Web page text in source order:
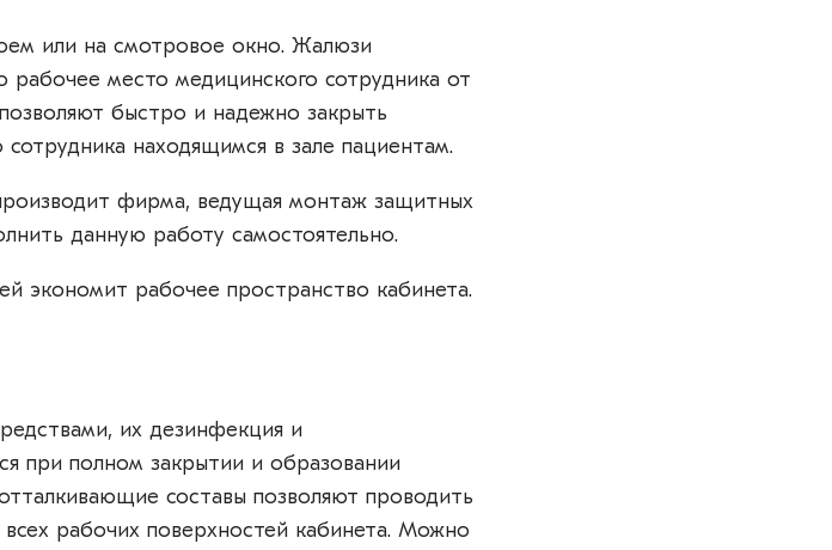
или на смотровое окно. Жалюзи
место медицинского сотрудника от
быстро и надежно закрыть
находящимся в зале пациентам.
фирма, ведущая монтаж защитных
данную работу самостоятельно.
экономит рабочее пространство кабинета.
их дезинфекция и
при полном закрытии и образовании
составы позволяют проводить
рабочих поверхностей кабинета. Можно